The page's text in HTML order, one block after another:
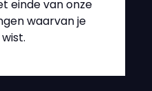
einde van onze
waarvan je